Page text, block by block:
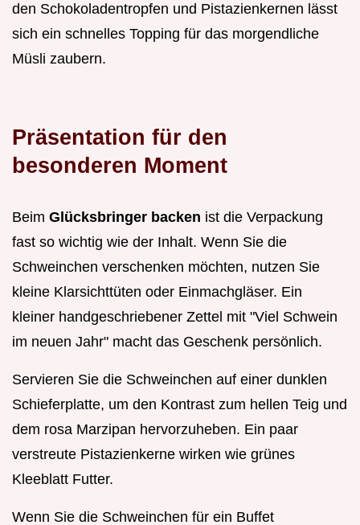
den Schokoladentropfen und Pistazienkernen lässt
sich ein schnelles Topping für das morgendliche
Müsli zaubern.
Präsentation für den
besonderen Moment
Beim Glücksbringer backen ist die Verpackung
fast so wichtig wie der Inhalt. Wenn Sie die
Schweinchen verschenken möchten, nutzen Sie
kleine Klarsichttüten oder Einmachgläser. Ein
kleiner handgeschriebener Zettel mit "Viel Schwein
im neuen Jahr" macht das Geschenk persönlich.
Servieren Sie die Schweinchen auf einer dunklen
Schieferplatte, um den Kontrast zum hellen Teig und
dem rosa Marzipan hervorzuheben. Ein paar
verstreute Pistazienkerne wirken wie grünes
Kleeblatt Futter.
Wenn Sie die Schweinchen für ein Buffet